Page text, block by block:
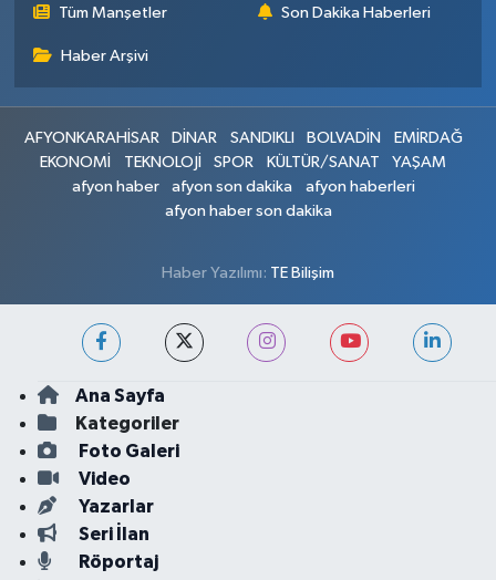
Tüm Manşetler Son Dakika Haberleri
Haber Arşivi
AFYONKARAHİSAR DİNAR SANDIKLI BOLVADİN
EMİRDAĞ
EKONOMİ
TEKNOLOJİ SPOR KÜLTÜR/SANAT
YAŞAM
afyon haber
afyon son dakika
afyon haberleri
afyon haber son dakika
Haber Yazılımı: TE Bilişim
Ana Sayfa
Kategoriler
Foto Galeri
Video
Yazarlar
Seri İlan
Röportaj